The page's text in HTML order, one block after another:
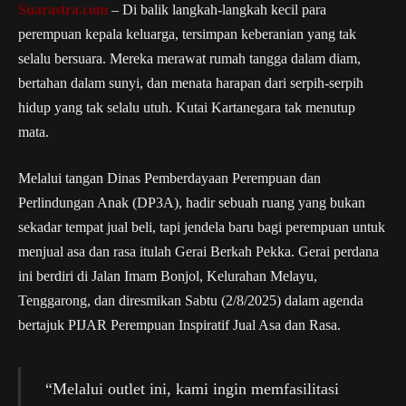
Suarastra.com – Di balik langkah-langkah kecil para
perempuan kepala keluarga, tersimpan keberanian yang tak
selalu bersuara. Mereka merawat rumah tangga dalam diam,
bertahan dalam sunyi, dan menata harapan dari serpih-serpih
hidup yang tak selalu utuh. Kutai Kartanegara tak menutup
mata.
Melalui tangan Dinas Pemberdayaan Perempuan dan
Perlindungan Anak (DP3A), hadir sebuah ruang yang bukan
sekadar tempat jual beli, tapi jendela baru bagi perempuan untuk
menjual asa dan rasa itulah Gerai Berkah Pekka. Gerai perdana
ini berdiri di Jalan Imam Bonjol, Kelurahan Melayu,
Tenggarong, dan diresmikan Sabtu (2/8/2025) dalam agenda
bertajuk PIJAR Perempuan Inspiratif Jual Asa dan Rasa.
“Melalui outlet ini, kami ingin memfasilitasi